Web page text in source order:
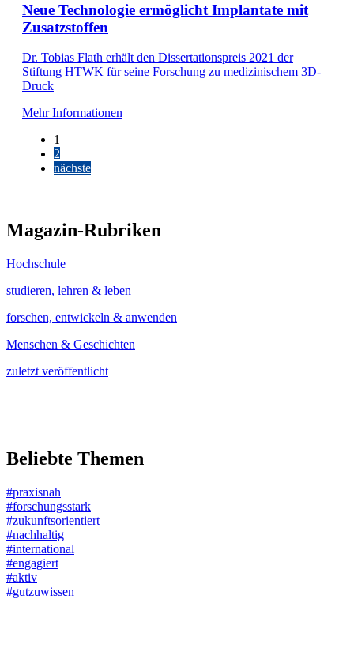
Neue Technologie ermöglicht Implantate mit
Zusatzstoffen
Dr. Tobias Flath erhält den Dissertationspreis 2021 der
Stiftung HTWK für seine Forschung zu medizinischem 3D-
Druck
Mehr Informationen
1
2
nächste
Magazin-Rubriken
Hochschule
studieren, lehren & leben
forschen, entwickeln & anwenden
Menschen & Geschichten
zuletzt veröffentlicht
Beliebte Themen
#praxisnah
#forschungsstark
#zukunftsorientiert
#nachhaltig
#international
#engagiert
#aktiv
#gutzuwissen